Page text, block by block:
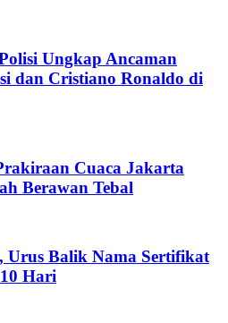
Ungkap Ancaman
dan Cristiano Ronaldo di
Cuaca Jakarta
Berawan Tebal
Urus Balik Nama Sertifikat
Hari